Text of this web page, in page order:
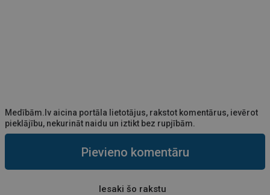
Medībām.lv aicina portāla lietotājus, rakstot komentārus, ievērot
pieklājību, nekurināt naidu un iztikt bez rupjībām.
Pievieno komentāru
Iesaki šo rakstu